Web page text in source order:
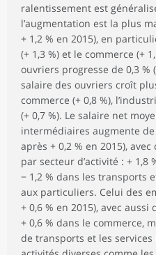
ralentissement est
l’augmentation est la plus
+ 1,2 % en 2015), en
(+ 1,3 %) et le commerce (+
ouvriers progresse de 0,3 %
salaire des ouvriers croît
commerce (+ 0,8 %),
(+ 0,7 %). Le salaire net
intermédiaires augmente
après + 0,2 % en 2015),
par secteur d’activité : + 1,8
− 1,2 % dans les transports
aux particuliers. Celui des
+ 0,6 % en 2015), avec
+ 0,6 % dans le commerce,
de transports et les